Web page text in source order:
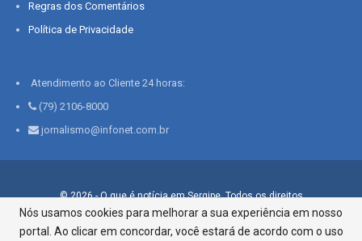
Regras dos Comentários
Política de Privacidade
Atendimento ao Cliente 24 horas:
(79) 2106-8000
jornalismo@infonet.com.br
© 2026 - O que é notícia em Sergipe. Todos os direitos
reservados.
Infonet - Rua Monsenhor Silveira 276, Bairro São José |
Nós usamos cookies para melhorar a sua experiência em nosso
portal. Ao clicar em concordar, você estará de acordo com o uso